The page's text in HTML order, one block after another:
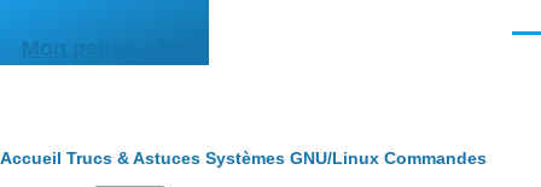
Mon pense-bête
Fil
Accueil Trucs & Astuces Systèmes GNU/Linux Commandes